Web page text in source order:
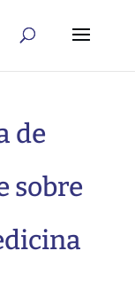
de
sobre